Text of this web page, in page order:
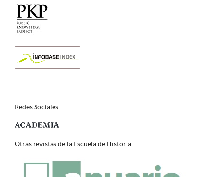
Redes Sociales
Otras revistas de la Escuela de Historia